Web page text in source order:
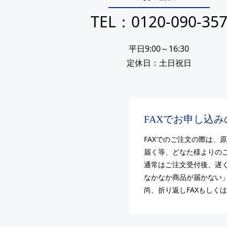
TEL：0120-090-357
平日9:00～16:30
定休日：土日祝日
FAXでお申し込
FAXでのご注文の際は、
届く等、どなた様よりの
通常はご注文受付後、遅
なかなか商品が届かない
尚、折り返しFAXもしく